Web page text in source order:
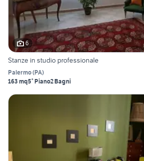
6
Stanze in studio professionale
Palermo(PA)
163 mq5° Piano2 Bagni